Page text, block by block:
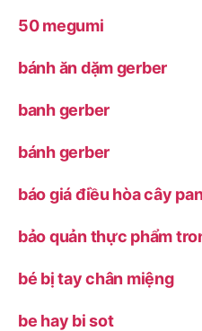
50 megumi
bánh ăn dặm gerber
banh gerber
bánh gerber
báo giá điều hòa cây
bảo quản thực phẩm
bé bị tay chân miệng
be hay bi sot